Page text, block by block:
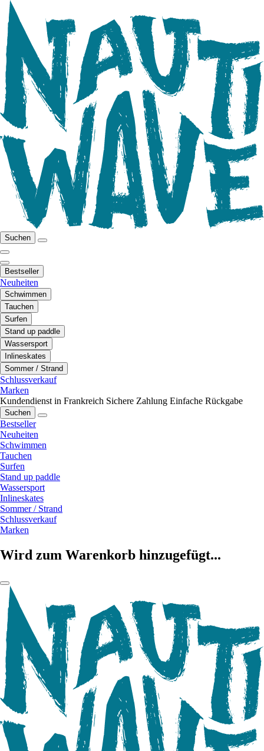
Suchen
Bestseller
Neuheiten
Schwimmen
Tauchen
Surfen
Stand up paddle
Wassersport
Inlineskates
Sommer / Strand
Schlussverkauf
Marken
Kundendienst in Frankreich Sichere Zahlung Einfache Rückgabe
Suchen
Bestseller
Neuheiten
Schwimmen
Tauchen
Surfen
Stand up paddle
Wassersport
Inlineskates
Sommer / Strand
Schlussverkauf
Marken
Wird zum Warenkorb hinzugefügt...